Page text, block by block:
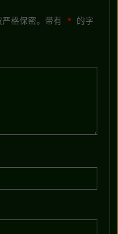
格保密。带有 * 的字